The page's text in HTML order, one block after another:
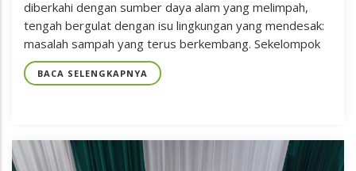
diberkahi dengan sumber daya alam yang melimpah,
tengah bergulat dengan isu lingkungan yang mendesak:
masalah sampah yang terus berkembang. Sekelompok
BACA SELENGKAPNYA